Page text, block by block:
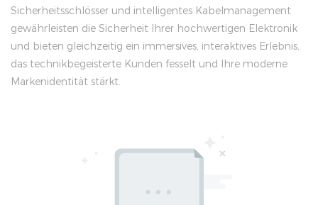
Sicherheitsschlösser und intelligentes Kabelmanagement
gewährleisten die Sicherheit Ihrer hochwertigen Elektronik
und bieten gleichzeitig ein immersives, interaktives Erlebnis,
das technikbegeisterte Kunden fesselt und Ihre moderne
Markenidentität stärkt.